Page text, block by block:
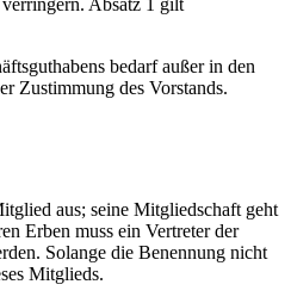
Absatz 1 gilt
bedarf außer in den
Zustimmung des Vorstands.
aus; seine Mitgliedschaft geht
Erben muss ein Vertreter der
Solange die Benennung nicht
Mitglieds.